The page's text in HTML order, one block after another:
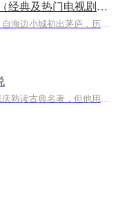
庆余年‖庆余年第二季（经典及热门电视剧情解析）
一个有着神秘身世的少年，自海边小城初出茅庐，历经家族、江湖、庙堂的种种考验、锤炼的故事。 某大学文学史专业的学生张庆熟读古典名著，但他用现代观念剖析古代文学史的论文命题不被叶教授所认可。为了让叶教授成为自己的研究生导师，张庆决定通过写小说...
某大学文学史专业的学生张庆熟读古典名著，但他用现代观念剖析古代文学史的论文命题不被叶教授所认可。为了让叶教授成为自己的研究生导师，张庆决定通过写小说的方式，进一步阐述自己想要表达的观点。 在他的小说中，身世神秘的少年——范闲，自小跟随奶奶生活在海边小城澹州，随着一位老师的突然造访，他看似平静的生活开始直面重重的危机与考验。在神秘老师和一位蒙眼守护者的指点下，范闲熟识药性药理，修炼霸道真气并精进武艺，而后接连化解了诸多危局。因对身世之谜的好奇，范闲离开澹州，前赴京都。 在京都，范闲饱尝人间冷暖并坚守对正义、良善的坚持，书写了一段光彩的人生传奇。